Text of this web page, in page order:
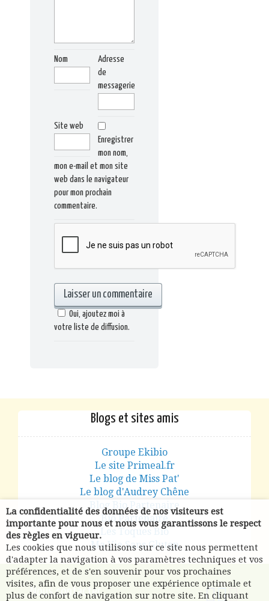
Nom
Adresse
de
messagerie
Site web
Enregistrer
mon nom,
mon e-mail et mon site
web dans le navigateur
pour mon prochain
commentaire.
Oui, ajoutez moi à
votre liste de diffusion.
Blogs et sites amis
Groupe Ekibio
Le site Primeal.fr
Le blog de Miss Pat'
Le blog d'Audrey Chêne
Blog Bio Partenaire
Bio Partenaire
Les Toques Bio
Ma Vie Sans Gluten
Nous contacter
La confidentialité des données de nos visiteurs est
importante pour nous et nous vous garantissons le respect
des règles en vigueur.
Les cookies que nous utilisons sur ce site nous permettent
d'adapter la navigation à vos paramètres techniques et vos
préférences, et de s'en souvenir pour vos prochaines
visites, afin de vous proposer une expérience optimale et
plus de confort de navigation sur notre site. En cliquant